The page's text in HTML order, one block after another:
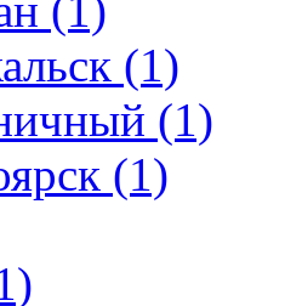
(1)
(1)
(1)